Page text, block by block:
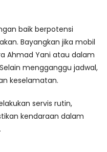
baik berpotensi
Bayangkan jika mobil
Ahmad Yani atau dalam
mengganggu jadwal,
keselamatan.
servis rutin,
kendaraan dalam